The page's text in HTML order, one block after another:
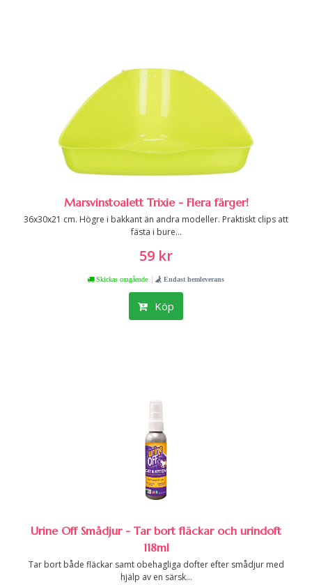
Marsvinstoalett Trixie - Flera färger!
36x30x21 cm. Högre i bakkant än andra modeller. Praktiskt clips att
fästa i bure...
59 kr
Skickas omgående | Endast hemleverans
Köp
Urine Off Smådjur - Tar bort fläckar och urindoft
118ml
Tar bort både fläckar samt obehagliga dofter efter smådjur med
hjälp av en särsk...